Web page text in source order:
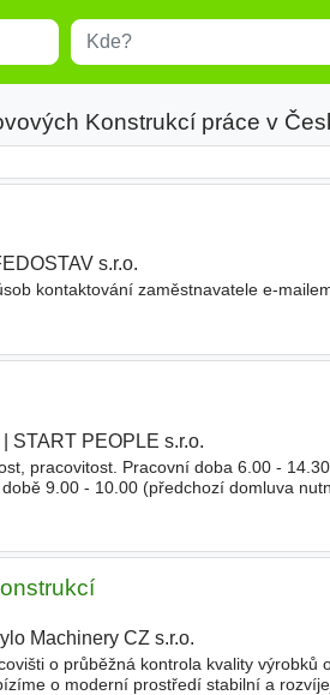
Místo
Konstrukcí práce v
s.r.o.
kontaktování zaměstnavatele e-
START PEOPLE s.r.o.
pracovitost. Pracovní doba 6.00 -
9.00 - 10.00 (předchozí domluva
Machinery CZ s.r.o.
o průběžná kontrola kvality výrobků
o moderní prostředí stabilní a